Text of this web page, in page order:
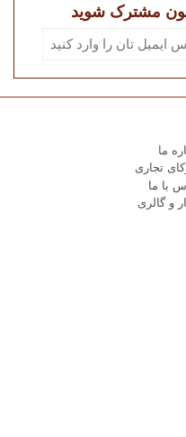
مشترک شوید
ما
تجاری
با ما
و گالری